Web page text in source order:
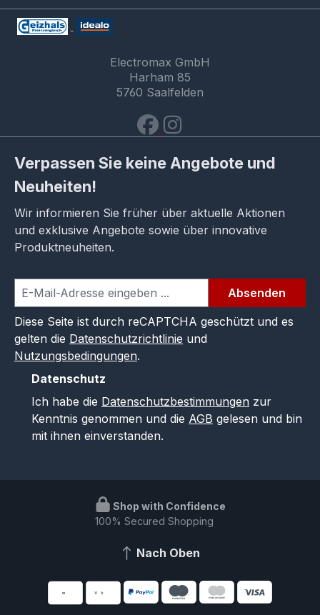
Electromax GmbH
Harham 85
5760 Saalfelden
Verpassen Sie keine Angebote und
Neuheiten!
Wir informieren Sie früher über aktuelle Aktionen
und exklusive Angebote sowie über innovative
Produktneuheiten.
Absenden
Diese Seite ist durch reCAPTCHA geschützt und es
gelten die Datenschutzrichtlinie und
Nutzungsbedingungen.
Datenschutz
Ich habe die Datenschutzbestimmungen zur
Kenntnis genommen und die AGB gelesen und bin
mit ihnen einverstanden.
Shop with Confidence
100% Secured Shopping
Nach Oben